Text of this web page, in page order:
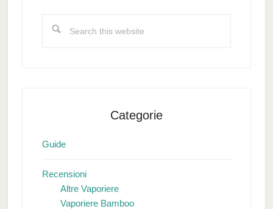
this
Categorie
Guide
Recensioni
Altre Vaporiere
Vaporiere Bamboo